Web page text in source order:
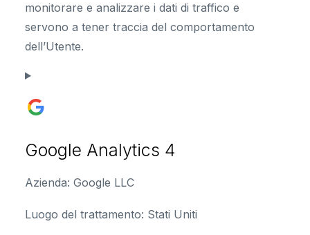
monitorare e analizzare i dati di traffico e
servono a tener traccia del comportamento
dell’Utente.
Google Analytics 4
Azienda: Google LLC
Luogo del trattamento: Stati Uniti